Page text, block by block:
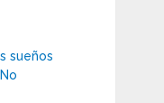
sueños
No